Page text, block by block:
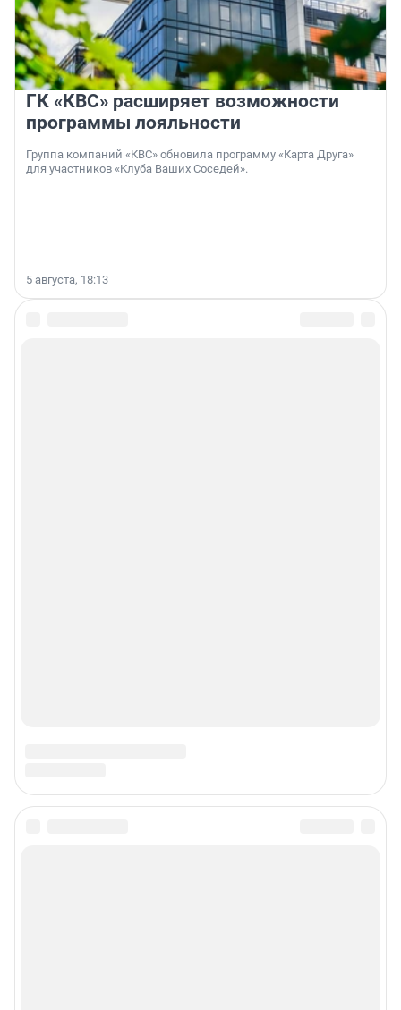
ГК «КВС» расширяет возможности
программы лояльности
Группа компаний «КВС» обновила программу «Карта Друга»
для участников «Клуба Ваших Соседей».
5 августа, 18:13